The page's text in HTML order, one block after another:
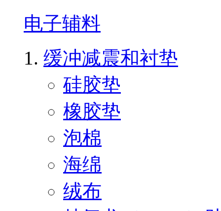
电子辅料
缓冲减震和衬垫
硅胶垫
橡胶垫
泡棉
海绵
绒布